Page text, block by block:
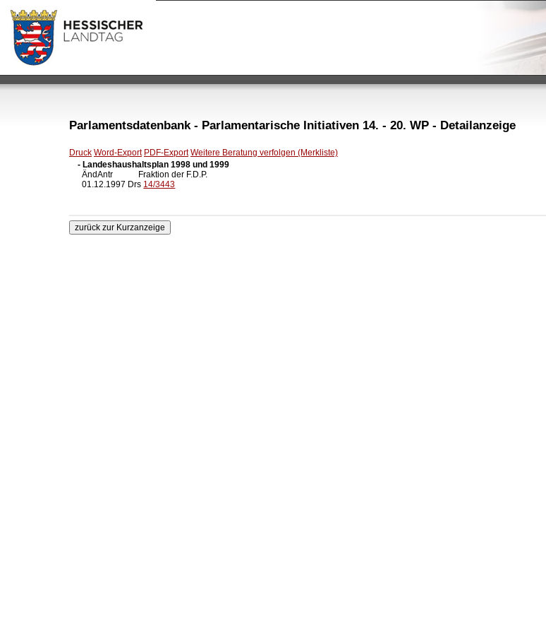
Parlamentsdatenbank - Parlamentarische Initiativen 14. - 20. WP - Detailanzeige
Druck Word-Export PDF-Export Weitere Beratung verfolgen (Merkliste)
- Landeshaushaltsplan 1998 und 1999
ÄndAntr            Fraktion der F.D.P.
  01.12.1997 Drs
14/3443